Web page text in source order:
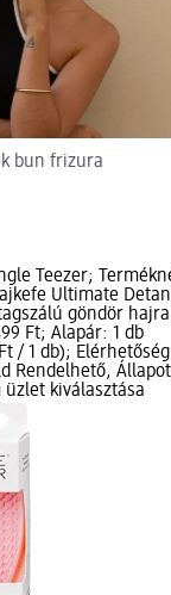
bun frizura
Teezer;
Ultimate
göndör
Ft; Alapár: 1 db
/ 1 db);
Rendelhető, Állapot
üzlet kiválasztása